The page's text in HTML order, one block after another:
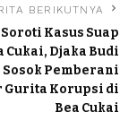
BERIKUTNYA
Soroti Kasus Suap
Cukai, Djaka Budi
Sosok Pemberani
Gurita Korupsi di
Bea Cukai